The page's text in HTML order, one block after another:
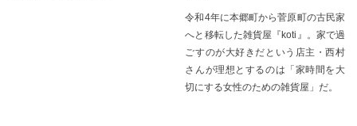
令和4年に本郷町から菅原町の古民家
へと移転した雑貨屋『koti』。家で過
ごすのが大好きだという店主・西村
さんが理想とするのは「家時間を大
切にする女性のための雑貨屋」だ。